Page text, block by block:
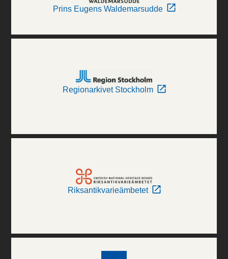
Prins Eugens Waldemarsudde
Regionarkivet Stockholm
Riksantikvarieämbetet